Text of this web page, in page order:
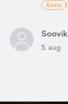
Aasia
5. aug